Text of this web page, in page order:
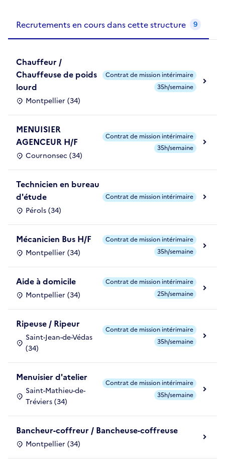
Recrutements en cours dans cette structure 9
Chauffeur /
Chauffeuse de poids
lourd
Montpellier (34)
Contrat de mission intérimaire
35h/semaine
MENUISIER
AGENCEUR H/F
Cournonsec (34)
Contrat de mission intérimaire
35h/semaine
Technicien en bureau
d'étude
Pérols (34)
Contrat de mission intérimaire
Mécanicien Bus H/F
Montpellier (34)
Contrat de mission intérimaire
35h/semaine
Aide à domicile
Montpellier (34)
Contrat de mission intérimaire
25h/semaine
Ripeuse / Ripeur
Saint-Jean-de-Védas
(34)
Contrat de mission intérimaire
35h/semaine
Menuisier d'atelier
Saint-Mathieu-de-
Tréviers (34)
Contrat de mission intérimaire
35h/semaine
Bancheur-coffreur / Bancheuse-coffreuse
Montpellier (34)